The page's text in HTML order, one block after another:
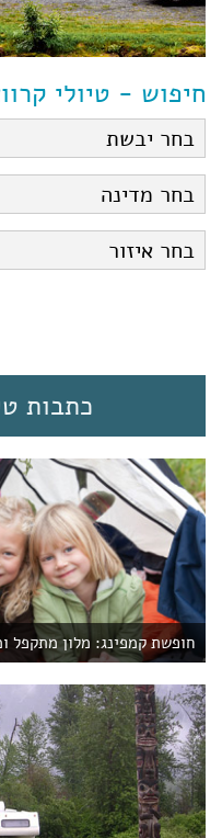
חיפוש - טיולי
כתבות
חופשת קמפינג: מלון מתקפל